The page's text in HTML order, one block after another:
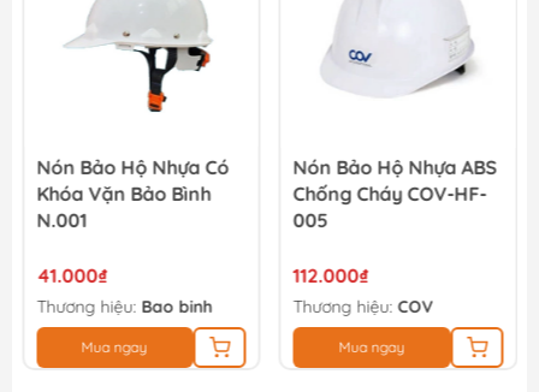
Nón Bảo Hộ Nhựa Có
Khóa Vặn Bảo Bình
N.001
41.000₫
Thương hiệu: Bao binh
Mua ngay
Nón Bảo Hộ Nhựa ABS
Chống Cháy COV-HF-
005
112.000₫
Thương hiệu:COV
Mua ngay